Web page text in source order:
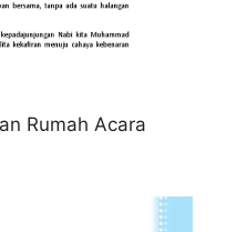
Rumah Acara